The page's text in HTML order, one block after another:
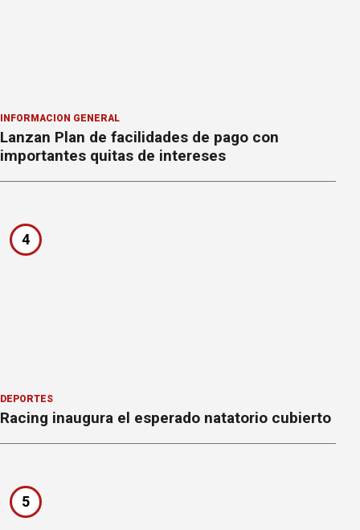
INFORMACION GENERAL
Lanzan Plan de facilidades de pago con
importantes quitas de intereses
4
DEPORTES
Racing inaugura el esperado natatorio cubierto
5